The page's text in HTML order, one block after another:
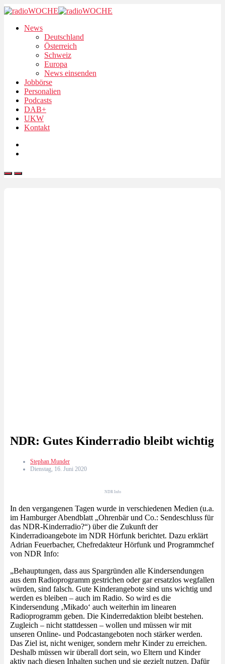
News
Deutschland
Österreich
Schweiz
Europa
News einsenden
Jobbörse
Personalien
Podcasts
DAB+
UKW
Kontakt
NDR: Gutes Kinderradio bleibt wichtig
Stephan Munder
Dienstag, 16. Juni 2020
NDR Info
In den vergangenen Tagen wurde in verschiedenen Medien (u.a.
im Hamburger Abendblatt „Ohrenbär und Co.: Sendeschluss für
das NDR-Kinderradio?“) über die Zukunft der
Kinderradioangebote im NDR Hörfunk berichtet. Dazu erklärt
Adrian Feuerbacher, Chefredakteur Hörfunk und Programmchef
von NDR Info:
„Behauptungen, dass aus Spargründen alle Kindersendungen
aus dem Radioprogramm gestrichen oder gar ersatzlos wegfallen
würden, sind falsch. Gute Kinderangebote sind uns wichtig und
werden es bleiben – auch im Radio. So wird es die
Kindersendung ‚Mikado‘ auch weiterhin im linearen
Radioprogramm geben. Die Kinderredaktion bleibt bestehen.
Zugleich – nicht stattdessen – wollen und müssen wir mit
unseren Online- und Podcastangeboten noch stärker werden.
Das Ziel ist, nicht weniger, sondern mehr Kinder zu erreichen.
Deshalb müssen wir überall dort sein, wo Eltern und Kinder
aktiv nach diesen Inhalten suchen und sie gezielt nutzen. Dafür